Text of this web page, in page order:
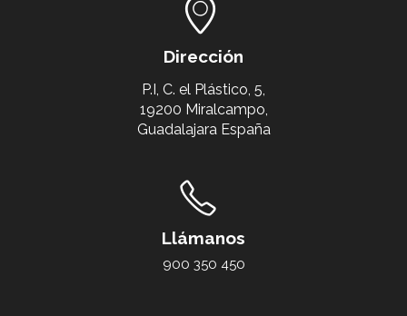
Dirección
P.I, C. el Plástico, 5,
19200 Miralcampo,
Guadalajara España
Llámanos
900 350 450